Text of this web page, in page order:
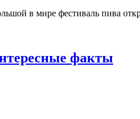
в мире фестиваль пива
факты